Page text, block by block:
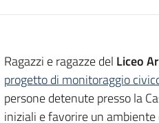
Introduzione
Ragazzi e ragazze del Liceo
progetto di monitoraggio
persone detenute presso la
iniziali e favorire un